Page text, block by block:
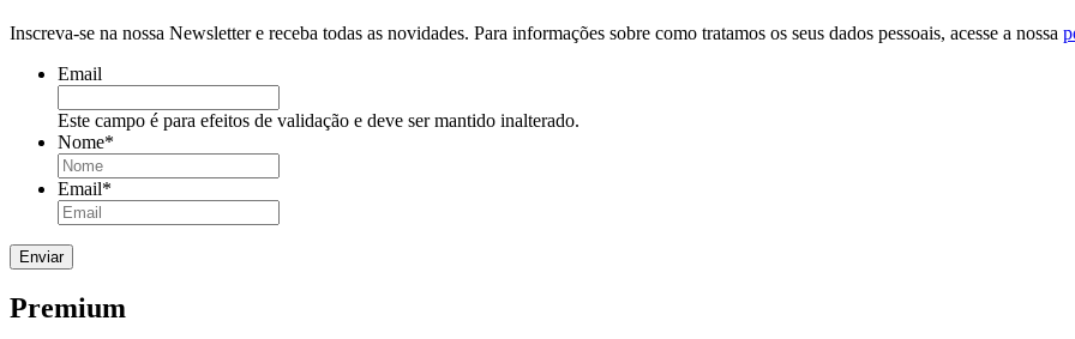
Inscreva-se na nossa Newsletter e receba todas as novidades. Para informações sobre como tratamos os seus dados pessoais, acesse a nossa
Email
Este campo é para efeitos de validação e deve ser mantido inalterado.
Nome*
Email*
Premium